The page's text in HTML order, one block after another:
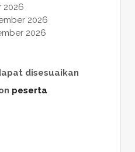
2026
2026
2026
disesuaikan
peserta